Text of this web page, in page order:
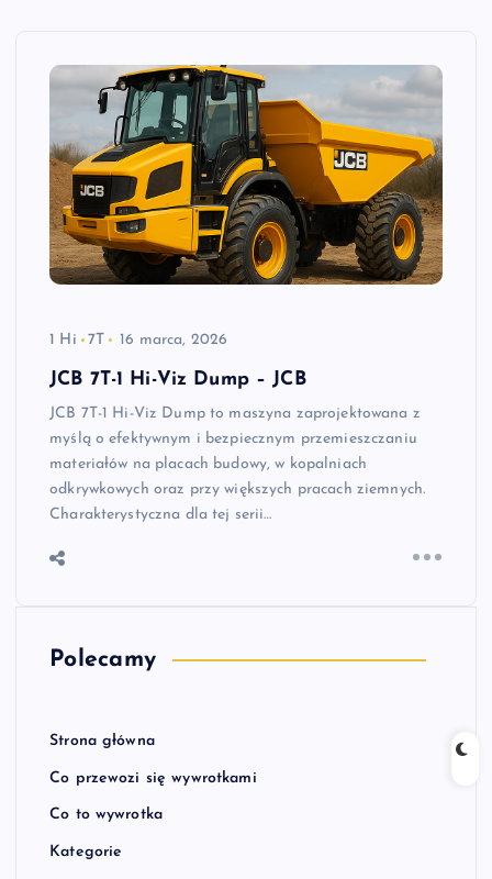
1 Hi 7T 16 marca, 2026
JCB 7T-1 Hi-Viz Dump – JCB
JCB 7T-1 Hi-Viz Dump to maszyna zaprojektowana z
myślą o efektywnym i bezpiecznym przemieszczaniu
materiałów na placach budowy, w kopalniach
odkrywkowych oraz przy większych pracach ziemnych.
Charakterystyczna dla tej serii…
Polecamy
Strona główna
Co przewozi się wywrotkami
Co to wywrotka
Kategorie